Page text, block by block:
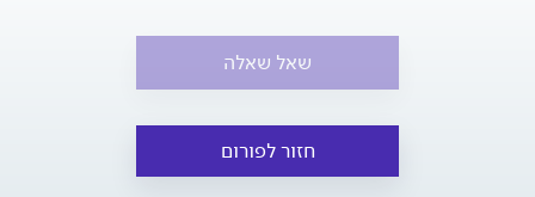
שאל שאלה
חזור לפורום